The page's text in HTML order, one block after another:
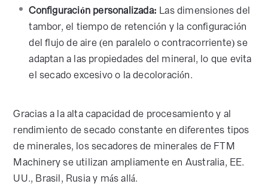
Configuración personalizada: Las dimensiones del
tambor, el tiempo de retención y la configuración
del flujo de aire (en paralelo o contracorriente) se
adaptan a las propiedades del mineral, lo que evita
el secado excesivo o la decoloración.
Gracias a la alta capacidad de procesamiento y al
rendimiento de secado constante en diferentes tipos
de minerales, los secadores de minerales de FTM
Machinery se utilizan ampliamente en Australia, EE.
UU., Brasil, Rusia y más allá.